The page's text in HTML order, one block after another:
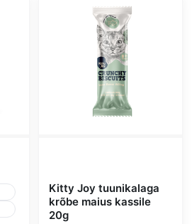
Kitty Joy tuunikalaga
krõbe maius kassile
20g